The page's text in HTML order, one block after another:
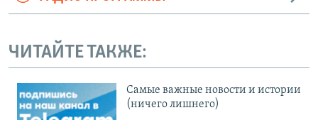
ЧИТАЙТЕ ТАКЖЕ:
Cамые важные новости и истории
(ничего лишнего)